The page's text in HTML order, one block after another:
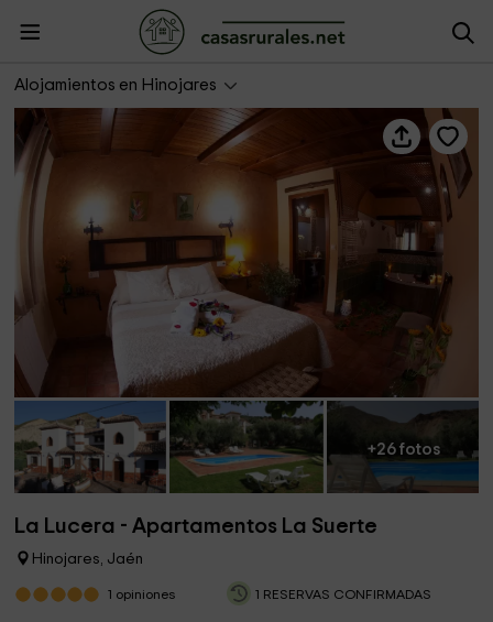
Alojamientos en Hinojares
La Lucera - Apartamentos La Suerte
+26 fotos
La Lucera - Apartamentos La Suerte
Hinojares, Jaén
1 opiniones 1 RESERVAS CONFIRMADAS